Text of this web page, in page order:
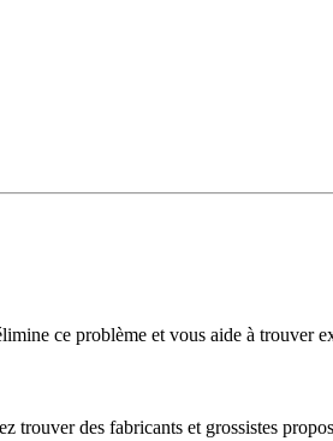
ce problème et vous aide à trouver
trouver des fabricants et grossistes